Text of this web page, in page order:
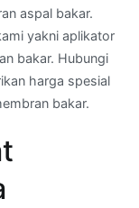
aspal bakar.
yakni aplikator
bakar. Hubungi
harga spesial
bakar.